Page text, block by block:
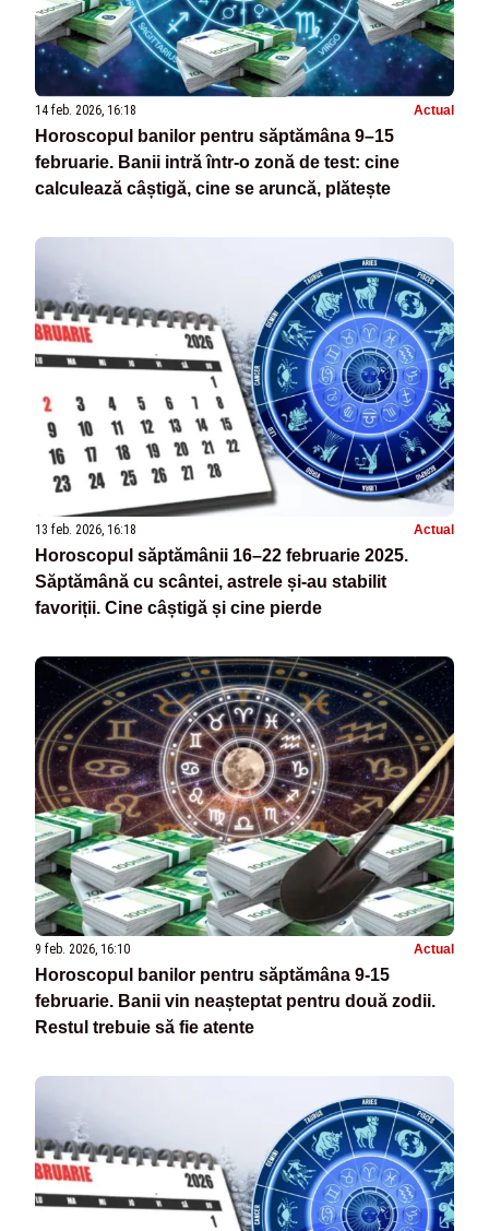
14 feb. 2026, 16:18 Actual
Horoscopul banilor pentru săptămâna 9–15
februarie. Banii intră într-o zonă de test: cine
calculează câștigă, cine se aruncă, plătește
13 feb. 2026, 16:18 Actual
Horoscopul săptămânii 16–22 februarie 2025.
Săptămână cu scântei, astrele și-au stabilit
favoriții. Cine câștigă și cine pierde
9 feb. 2026, 16:10 Actual
Horoscopul banilor pentru săptămâna 9-15
februarie. Banii vin neașteptat pentru două zodii.
Restul trebuie să fie atente